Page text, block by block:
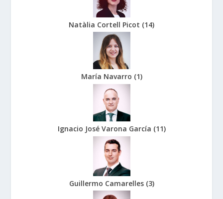
Natàlia Cortell Picot (14)
María Navarro (1)
Ignacio José Varona García (11)
Guillermo Camarelles (3)